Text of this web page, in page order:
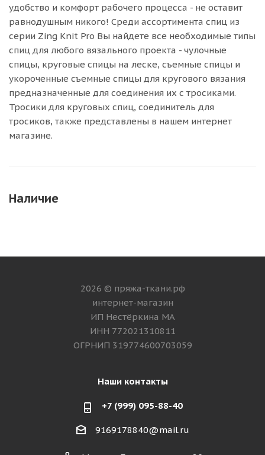
удобство и комфорт рабочего процесса - не оставит
равнодушным никого! Среди ассортимента спиц из
серии Zing Knit Pro Вы найдете все необходимые типы
спиц для любого вязального проекта - чулочные
спицы, круговые спицы на леске, съемные спицы и
укороченные съемные спицы для кругового вязания
предназначенные для соединения их с тросиками.
Тросики для круговых спиц, соединитель для
тросиков, также представлены в нашем интернет
магазине.
Наличие
2026 © пряжа-ткани.рф
интернет-магазин
ИП Нестёркина МА
ИНН 772021310811
ОГРНИП 319774600703059
Наши контакты
+7 (999) 095-88-40
9169178840@mail.ru